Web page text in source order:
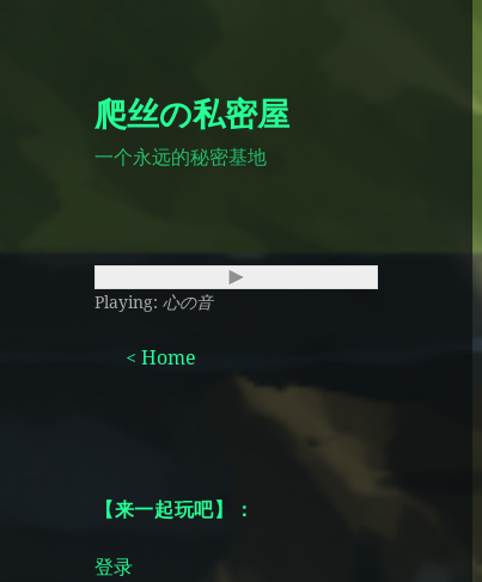
爬丝の私密屋
一个永远的秘密基地
Playing:心の音
< Home
【来一起玩吧】：
登录